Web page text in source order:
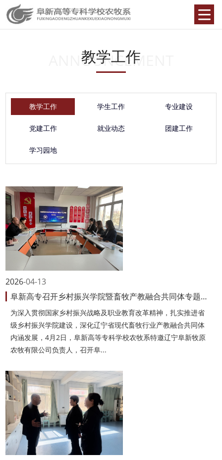
教学工作
ANNOUNCEMENT
教学工作 学生工作 专业建设
党建工作 就业动态 团建工作
学习园地
04-13
2026
阜新高专召开乡村振兴学院暨畜牧产教融合共同体专题研讨会
为深入贯彻国家乡村振兴战略及职业教育改革精神，扎实推进省
级乡村振兴学院建设，深化辽宁省现代畜牧行业产教融合共同体
内涵发展，4月2日，阜新高等专科学校农牧系特邀辽宁阜新牧原
农牧有限公司负责人，召开阜...